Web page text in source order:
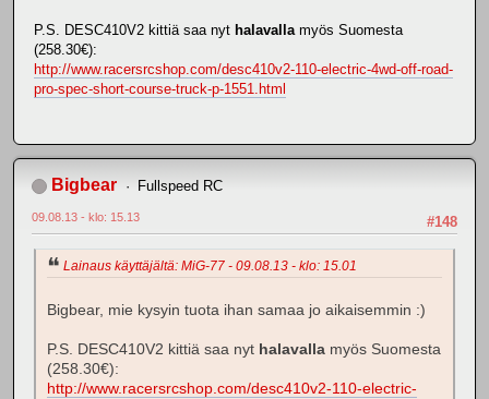
P.S. DESC410V2 kittiä saa nyt halavalla myös Suomesta
(258.30€):
http://www.racersrcshop.com/desc410v2-110-electric-4wd-off-road-
pro-spec-short-course-truck-p-1551.html
Bigbear Fullspeed RC
#148
09.08.13 - klo: 15.13
Lainaus käyttäjältä: MiG-77 - 09.08.13 - klo: 15.01
Bigbear, mie kysyin tuota ihan samaa jo aikaisemmin :)
P.S. DESC410V2 kittiä saa nyt halavalla myös Suomesta
(258.30€):
http://www.racersrcshop.com/desc410v2-110-electric-